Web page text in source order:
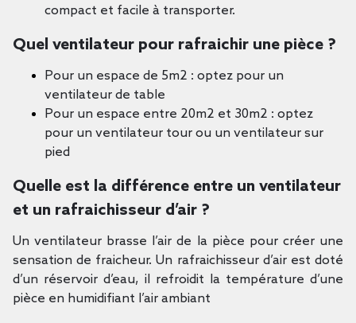
compact et facile à transporter.
Quel ventilateur pour rafraichir une pièce ?
Pour un espace de 5m2 : optez pour un
ventilateur de table
Pour un espace entre 20m2 et 30m2 : optez
pour un ventilateur tour ou un ventilateur sur
pied
Quelle est la différence entre un ventilateur
et un rafraichisseur d’air ?
Un ventilateur brasse l’air de la pièce pour créer une
sensation de fraicheur. Un rafraichisseur d’air est doté
d’un réservoir d’eau, il refroidit la température d’une
pièce en humidifiant l’air ambiant